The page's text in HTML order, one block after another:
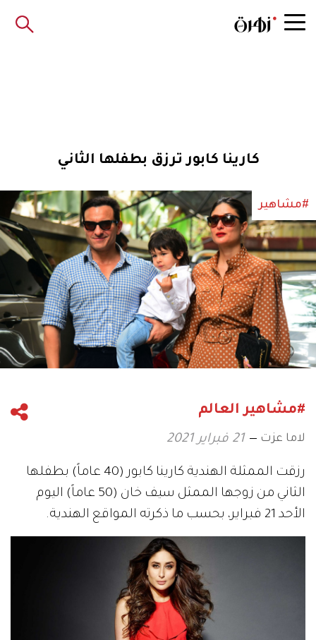
كارينا كابور ترزق بطفلها الثاني
#مشاهير
#مشاهير العالم
لاما عزت 21 فبراير 2021
رزقت الممثلة الهندية كارينا كابور (40 عاماً) بطفلها
الثاني من زوجها الممثل سيف خان (50 عاماً) اليوم
الأحد 21 فبراير، بحسب ما ذكرته المواقع الهندية.